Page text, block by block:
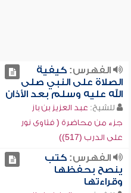
الفهرس:كيفية
الصلاة على النبي صلى
الله عليه وسلم بعد الأذان
للشيخ: عبد العزيز بن باز
جزء من محاضرة ( فتاوى نور
على الدرب (517))
الفهرس:كتب
ينصح بحفظها
وقراءتها